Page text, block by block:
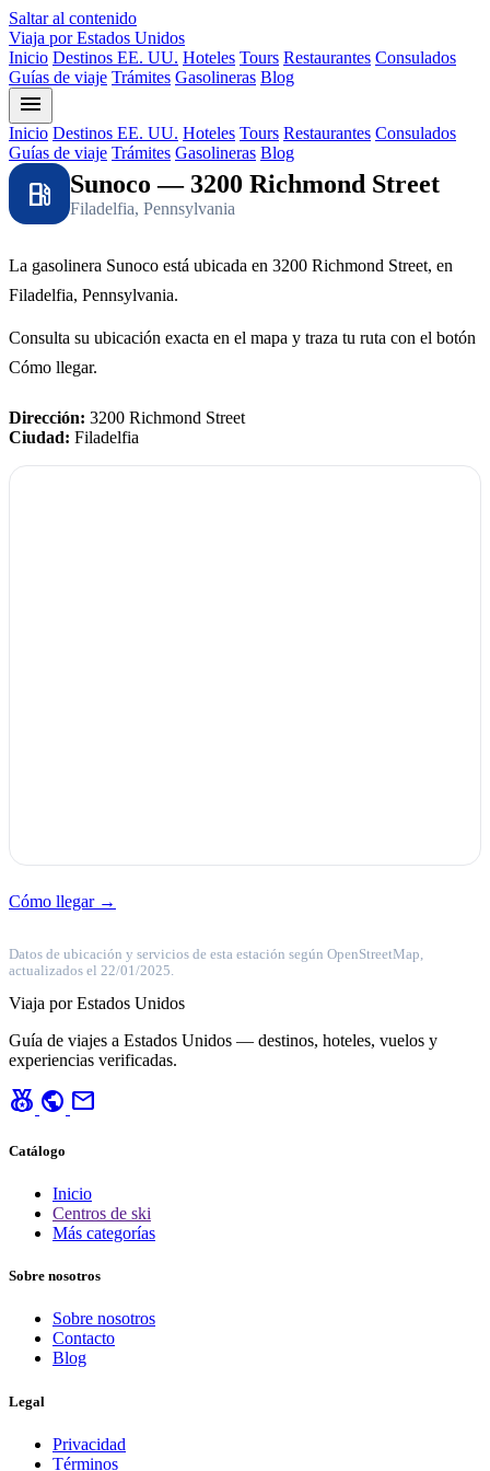
Saltar al contenido
Viaja por Estados Unidos
Inicio Destinos EE. UU. Hoteles Tours Restaurantes Consulados
Guías de viaje Trámites Gasolineras Blog
menu
Inicio Destinos EE. UU. Hoteles Tours Restaurantes Consulados
Guías de viaje Trámites Gasolineras Blog
local_gas_station Sunoco — 3200 Richmond Street
Filadelfia, Pennsylvania
La gasolinera Sunoco está ubicada en 3200 Richmond Street, en
Filadelfia, Pennsylvania.
Consulta su ubicación exacta en el mapa y traza tu ruta con el botón
Cómo llegar.
Dirección: 3200 Richmond Street
Ciudad: Filadelfia
Cómo llegar →
Datos de ubicación y servicios de esta estación según OpenStreetMap,
actualizados el 22/01/2025.
Viaja por Estados Unidos
Guía de viajes a Estados Unidos — destinos, hoteles, vuelos y
experiencias verificadas.
social_leaderboard public mail
Catálogo
Inicio
Centros de ski
Más categorías
Sobre nosotros
Sobre nosotros
Contacto
Blog
Legal
Privacidad
Términos